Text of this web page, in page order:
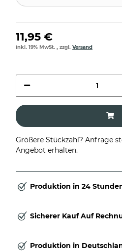
11,95 €
inkl. 19% MwSt. , zzgl. Versand
Größere Stückzahl? Anfrage
Angebot erhalten.
Produktion in 24
Sicherer Kauf Auf
Produktion in